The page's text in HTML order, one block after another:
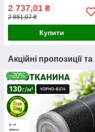
2 737,01 ₴
2 881,07 ₴
Купити
Акційні пропозиції
–20%